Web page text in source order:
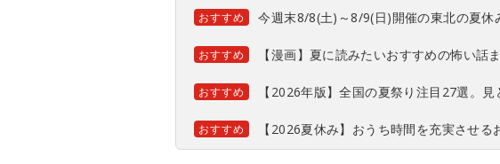
おすすめ 今週末8/8(土)～8/9(日)開催の東北の夏休
おすすめ 【漫画】夏に読みたいおすすめの怖い話
おすすめ 【2026年版】全国の夏祭り注目27選。見
おすすめ 【2026夏休み】おうち時間を充実させ